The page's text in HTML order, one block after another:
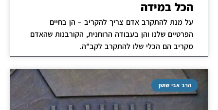
הכל במידה
על מנת להתקרב אדם צריך להקריב – הן בחיים
הפרטיים שלנו והן בעבודה הרוחנית, הקורבנות שהאדם
מקריב הם הכלי שלו להתקרב לקב"ה.
הרב אבי שושן